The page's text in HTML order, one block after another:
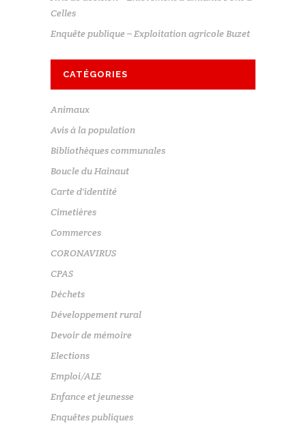
Celles
Enquête publique – Exploitation agricole Buzet
CATÉGORIES
Animaux
Avis à la population
Bibliothèques communales
Boucle du Hainaut
Carte d'identité
Cimetières
Commerces
CORONAVIRUS
CPAS
Déchets
Développement rural
Devoir de mémoire
Elections
Emploi/ALE
Enfance et jeunesse
Enquêtes publiques